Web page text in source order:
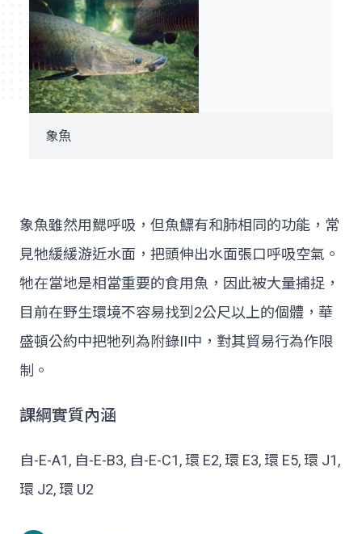
象魚
象魚雖然用鰓呼吸，但魚鰾有和肺相同的功能，常
見牠緩緩游近水面，把頭伸出水面張口呼吸空氣。
牠在當地是相當重要的食用魚，因此被大量捕捉，
目前在野生環境不容易找到2公尺以上的個體，華
盛頓公約中把牠列為附錄II中，對其貿易行為作限
制。
課綱實質內涵
自-E-A1, 自-E-B3, 自-E-C1, 環 E2, 環 E3, 環 E5, 環 J1,
環 J2, 環 U2